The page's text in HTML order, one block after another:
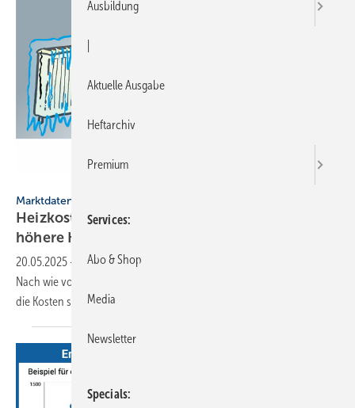
Andy Short - stock.adobe.com
Marktdaten
Heizkosten 2024: Geringerer Ver­brauch –
höhere Kos­ten
20.05.2025 -
Minol hat Heiz­kosten­ab­rech­nungen für 2024 analysiert.
Nach wie vor Trend: Haus­halte gehen bewusster mit Heiz­energie um,
die Kos­ten stei­genweiter.
Ausbildung
Aktuelle Ausgabe
Heftarchiv
Premium
Services
Abo & Shop
Media
Newsletter
Specials